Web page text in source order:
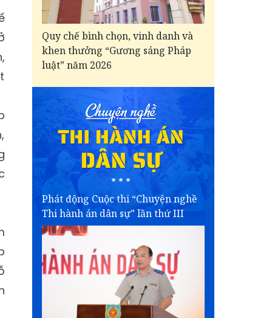
Quy chế bình chọn, vinh danh và
khen thưởng “Gương sáng Pháp
luật” năm 2026
Phát động Cuộc thi “Chuyện nghề
Thi hành án dân sự” lần thứ III